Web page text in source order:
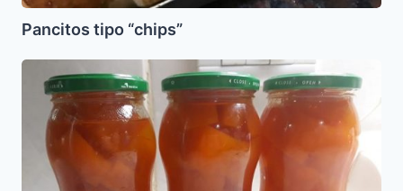
Pancitos tipo “chips”
Calabaza
(Zapallo)
Almibar